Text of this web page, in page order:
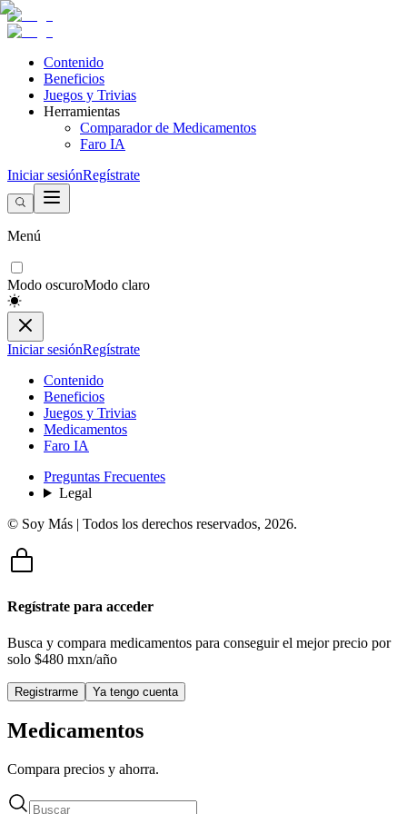
Contenido
Beneficios
Juegos y Trivias
Herramientas
Comparador de Medicamentos
Faro IA
Iniciar sesiónRegístrate
Menú
Modo oscuroModo claro
Iniciar sesiónRegístrate
Contenido
Beneficios
Juegos y Trivias
Medicamentos
Faro IA
Preguntas Frecuentes
Legal
© Soy Más | Todos los derechos reservados, 2026.
Regístrate para acceder
Busca y compara medicamentos para conseguir el mejor precio por
solo $480 mxn/año
Registrarme Ya tengo cuenta
Medicamentos
Compara precios y ahorra.